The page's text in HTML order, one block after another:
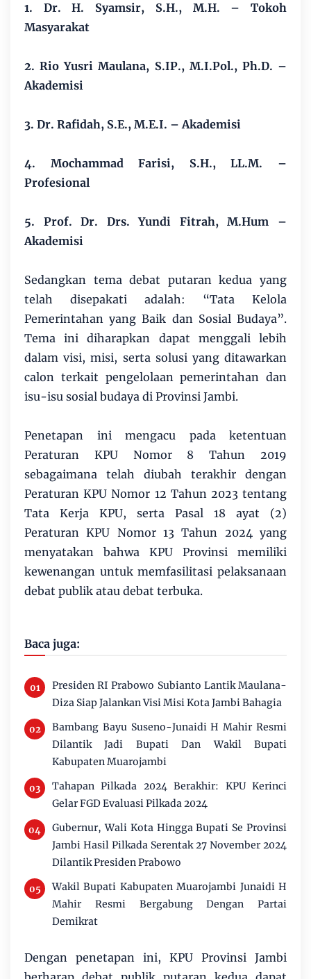
1. Dr. H. Syamsir, S.H., M.H. – Tokoh
Masyarakat
2. Rio Yusri Maulana, S.IP., M.I.Pol., Ph.D. –
Akademisi
3. Dr. Rafidah, S.E., M.E.I. – Akademisi
4. Mochammad Farisi, S.H., LL.M. –
Profesional
5. Prof. Dr. Drs. Yundi Fitrah, M.Hum –
Akademisi
Sedangkan tema debat putaran kedua yang
telah disepakati adalah: “Tata Kelola
Pemerintahan yang Baik dan Sosial Budaya”.
Tema ini diharapkan dapat menggali lebih
dalam visi, misi, serta solusi yang ditawarkan
calon terkait pengelolaan pemerintahan dan
isu-isu sosial budaya di Provinsi Jambi.
Penetapan ini mengacu pada ketentuan
Peraturan KPU Nomor 8 Tahun 2019
sebagaimana telah diubah terakhir dengan
Peraturan KPU Nomor 12 Tahun 2023 tentang
Tata Kerja KPU, serta Pasal 18 ayat (2)
Peraturan KPU Nomor 13 Tahun 2024 yang
menyatakan bahwa KPU Provinsi memiliki
kewenangan untuk memfasilitasi pelaksanaan
debat publik atau debat terbuka.
Baca juga:
Presiden RI Prabowo Subianto Lantik Maulana-
Diza Siap Jalankan Visi Misi Kota Jambi Bahagia
Bambang Bayu Suseno-Junaidi H Mahir Resmi
Dilantik Jadi Bupati Dan Wakil Bupati
Kabupaten Muarojambi
Tahapan Pilkada 2024 Berakhir: KPU Kerinci
Gelar FGD Evaluasi Pilkada 2024
Gubernur, Wali Kota Hingga Bupati Se Provinsi
Jambi Hasil Pilkada Serentak 27 November 2024
Dilantik Presiden Prabowo
Wakil Bupati Kabupaten Muarojambi Junaidi H
Mahir Resmi Bergabung Dengan Partai
Demikrat
Dengan penetapan ini, KPU Provinsi Jambi